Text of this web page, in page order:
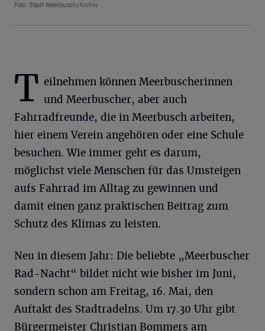
Foto: Stadt Meerbusch/Archiv
T eilnehmen können Meerbuscherinnen
und Meerbuscher, aber auch
Fahrradfreunde, die in Meerbusch arbeiten,
hier einem Verein angehören oder eine Schule
besuchen. Wie immer geht es darum,
möglichst viele Menschen für das Umsteigen
aufs Fahrrad im Alltag zu gewinnen und
damit einen ganz praktischen Beitrag zum
Schutz des Klimas zu leisten.
Neu in diesem Jahr: Die beliebte „Meerbuscher
Rad-Nacht“ bildet nicht wie bisher im Juni,
sondern schon am Freitag, 16. Mai, den
Auftakt des Stadtradelns. Um 17.30 Uhr gibt
Bürgermeister Christian Bommers am